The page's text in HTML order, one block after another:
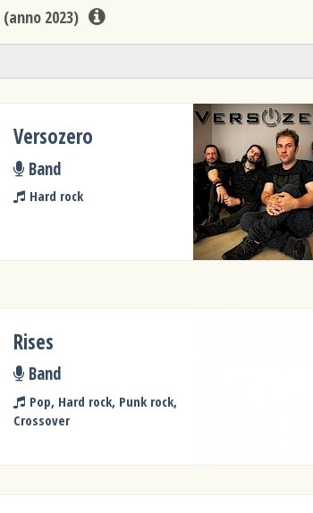
(anno 2023)
Versozero
Band
Hard rock
Rises
Band
Pop, Hard rock, Punk rock,
Crossover